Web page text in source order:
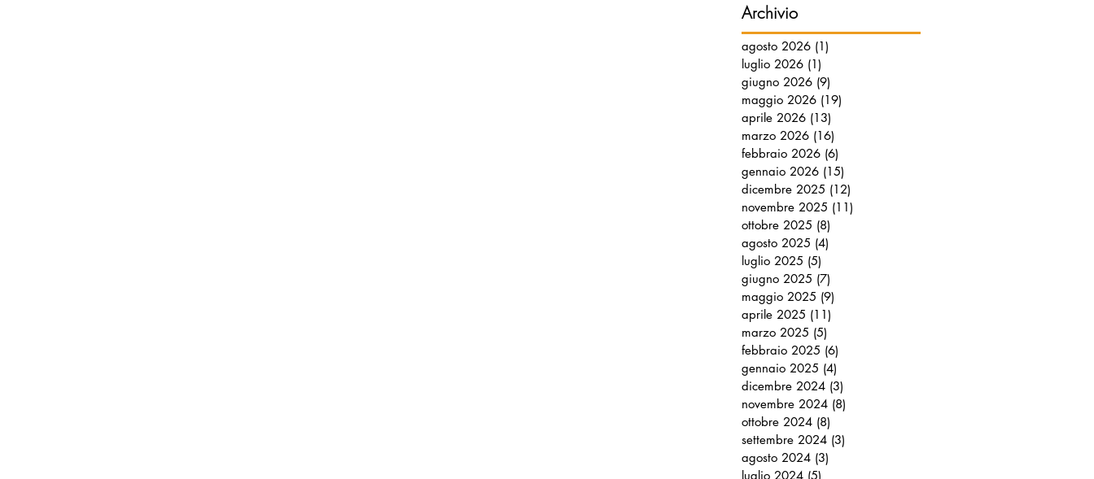
Archivio
agosto 2026 (1)
luglio 2026 (1)
giugno 2026 (9)
maggio 2026 (19)
aprile 2026 (13)
marzo 2026 (16)
febbraio 2026 (6)
gennaio 2026 (15)
dicembre 2025 (12)
novembre 2025 (11)
ottobre 2025 (8)
agosto 2025 (4)
luglio 2025 (5)
giugno 2025 (7)
maggio 2025 (9)
aprile 2025 (11)
marzo 2025 (5)
febbraio 2025 (6)
gennaio 2025 (4)
dicembre 2024 (3)
novembre 2024 (8)
ottobre 2024 (8)
settembre 2024 (3)
agosto 2024 (3)
luglio 2024 (5)